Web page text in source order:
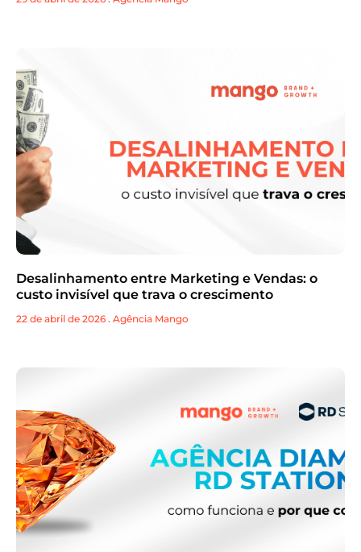
Desalinhamento entre Marketing e Vendas: o
custo invisível que trava o crescimento
22 de abril de 2026 . Agência Mango